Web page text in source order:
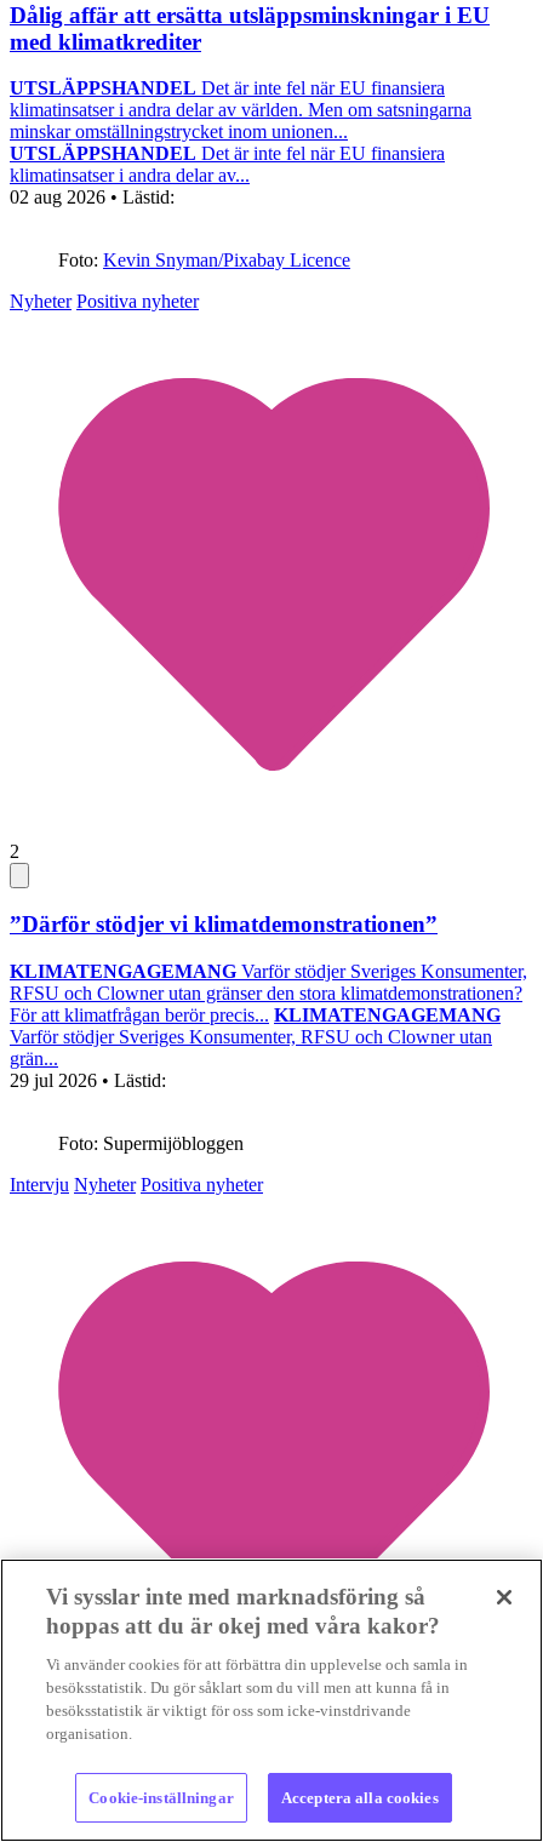
Dålig affär att ersätta utsläppsminskningar i EU
med klimatkrediter
UTSLÄPPSHANDEL Det är inte fel när EU finansiera
klimatinsatser i andra delar av världen. Men om satsningarna
minskar omställningstrycket inom unionen...
UTSLÄPPSHANDEL Det är inte fel när EU finansiera
klimatinsatser i andra delar av...
02 aug 2026 • Lästid:
Foto: Kevin Snyman/Pixabay Licence
Nyheter Positiva nyheter
2
”Därför stödjer vi klimatdemonstrationen”
KLIMATENGAGEMANG Varför stödjer Sveriges Konsumenter,
RFSU och Clowner utan gränser den stora klimatdemonstrationen?
För att klimatfrågan berör precis... KLIMATENGAGEMANG
Varför stödjer Sveriges Konsumenter, RFSU och Clowner utan
grän...
29 jul 2026 • Lästid:
Foto: Supermijöbloggen
Intervju Nyheter Positiva nyheter
Ett händelserikt dygn för klimatet väntar i
Stockholm tre veckor före valet
Vi sysslar inte med marknadsföring så
hoppas att du är okej med våra kakor?
Vi använder cookies för att förbättra din upplevelse och samla in
besöksstatistik. Du gör såklart som du vill men att kunna få in
besöksstatistik är viktigt för oss som icke-vinstdrivande
organisation.
Cookie-inställningar Acceptera alla cookies